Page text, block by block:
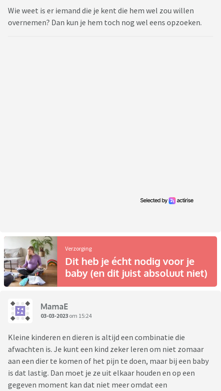
Wie weet is er iemand die je kent die hem wel zou willen
overnemen? Dan kun je hem toch nog wel eens opzoeken.
Verzorging
Dit heb je écht nodig voor je
baby (en dit juist absoluut niet)
MamaE
03-03-2023 om 15:24
Kleine kinderen en dieren is altijd een combinatie die
afwachten is. Je kunt een kind zeker leren om niet zomaar
aan een dier te komen of het pijn te doen, maar bij een baby
is dat lastig. Dan moet je ze uit elkaar houden en op een
gegeven moment kan dat niet meer omdat een